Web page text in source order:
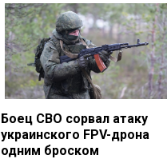
Боец СВО сорвал атаку
украинского FPV-дрона
одним броском